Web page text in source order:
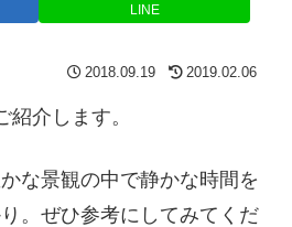
LINE
2018.09.19 2019.02.06
介します。
な景観の中で静かな時間を
。ぜひ参考にしてみてくだ